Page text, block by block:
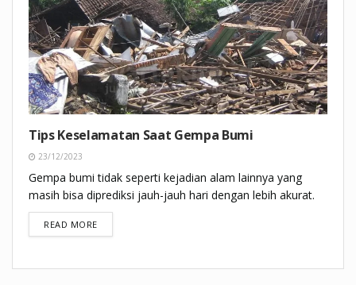
Tips Keselamatan Saat Gempa Bumi
23/12/2023
Gempa bumi tidak seperti kejadian alam lainnya yang
masih bisa diprediksi jauh-jauh hari dengan lebih akurat.
READ MOREDETAILS